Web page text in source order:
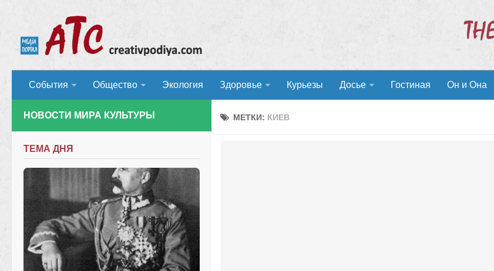
События Общество Экология Здоровье Курьезы Досье Гостиная Он и Она
МЕТКИ: КИЕВ
НОВОСТИ МИРА КУЛЬТУРЫ
ТЕМА ДНЯ